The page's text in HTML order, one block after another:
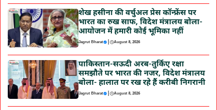
शेख हसीना की वर्चुअल प्रेस कॉन्फ्रेंस पर
भारत का रुख साफ, विदेश मंत्रालय बोला-
आयोजन में हमारी कोई भूमिका नहीं
Jagrut Bharat | August 8, 2026
पाकिस्तान-सऊदी अरब-तुर्किए रक्षा
समझौते पर भारत की नजर, विदेश मंत्रालय
बोला- हालात पर रख रहे हैं करीबी निगरानी
Jagrut Bharat | August 8, 2026